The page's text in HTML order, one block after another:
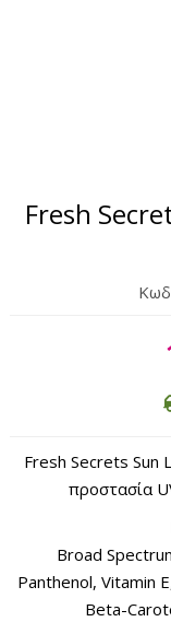
Κρέμα Μετά Τον
Ζελέ Μετά Τον
Fresh
Fresh Secrets Sun
προστασία
Broad
Panthenol, Vitamin
Beta-